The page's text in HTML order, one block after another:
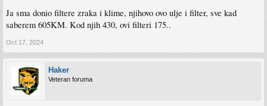
Ja sma donio filtere zraka i klime, njihovo ovo ulje i filter, sve kad
saberem 605KM. Kod njih 430, ovi filteri 175..
Oct 17, 2024
Haker
Veteran foruma